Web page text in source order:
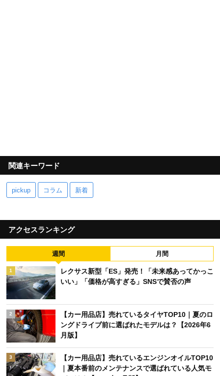
関連キーワード
pickup コラム 新着
アクセスランキング
週間 月間
1
レクサス新型「ES」発売！「未来感あってかっこ
いい」「価格が高すぎる」SNSで賛否の声
2
【カー用品店】売れているタイヤTOP10｜夏のロ
ングドライブ前に選ばれたモデルは？【2026年6
月版】
3
【カー用品店】売れているエンジンオイルTOP10
｜夏本番前のメンテナンスで選ばれている人気モ